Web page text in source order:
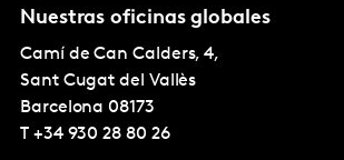
Nuestras oficinas globales
Camí de Can Calders, 4,
Sant Cugat del Vallès
Barcelona 08173
T +34 930 28 80 26